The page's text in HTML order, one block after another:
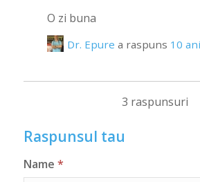
O zi buna
Dr. Epure a raspuns 10
3 raspunsuri
Raspunsul tau
Name *